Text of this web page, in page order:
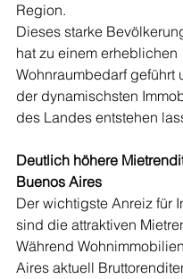
Region.
Dieses starke
hat zu einem erheblichen
Wohnraumbedarf geführt
der dynamischsten
des Landes entstehen
Deutlich höhere
Buenos Aires
Der wichtigste Anreiz für
sind die attraktiven
Während
Aires aktuell